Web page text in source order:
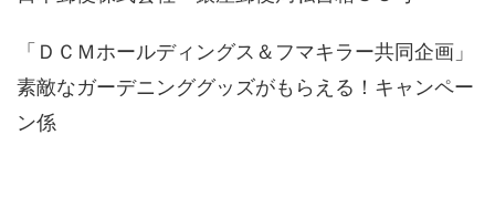
「ＤＣＭホールディングス＆フマキラー共同企画」
素敵なガーデニンググッズがもらえる！キャンペー
ン係